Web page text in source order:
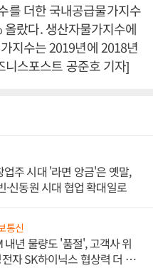
를 더한 국내공급물가지수
랐다. 생산자물가지수에
지수는 2019년에 2018년
스포스트 공준호 기자]
업주 시대 '라면 앙금'은 옛말,
·신동원 시대 협업 확대일로
통신
내년 물량도 '품절', 고객사 위
자 SK하이닉스 협상력 더 키